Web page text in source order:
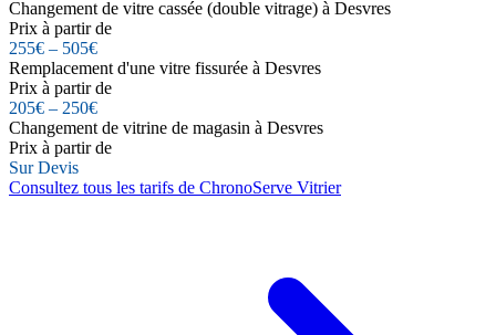
Changement de vitre cassée (double vitrage) à Desvres
Prix à partir de
255€ – 505€
Remplacement d'une vitre fissurée à Desvres
Prix à partir de
205€ – 250€
Changement de vitrine de magasin à Desvres
Prix à partir de
Sur Devis
Consultez tous les tarifs de ChronoServe Vitrier